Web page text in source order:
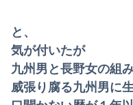
と、
気が付いたが
九州男と長野女の組
威張り腐る九州男に